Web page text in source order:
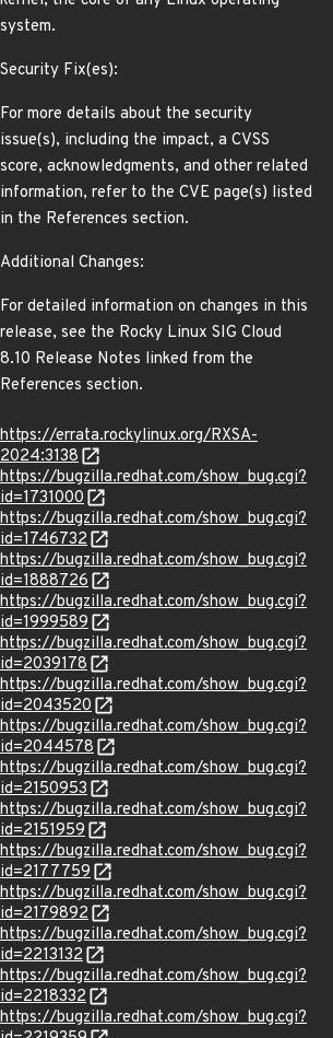
system.
Security Fix(es):
For more details about the security
issue(s), including the impact, a CVSS
score, acknowledgments, and other related
information, refer to the CVE page(s) listed
in the References section.
Additional Changes:
For detailed information on changes in this
release, see the Rocky Linux SIG Cloud
8.10 Release Notes linked from the
References section.
https://errata.rockylinux.org/RXSA-
2024:3138
https://bugzilla.redhat.com/show_bug.cgi?
id=1731000
https://bugzilla.redhat.com/show_bug.cgi?
id=1746732
https://bugzilla.redhat.com/show_bug.cgi?
id=1888726
https://bugzilla.redhat.com/show_bug.cgi?
id=1999589
https://bugzilla.redhat.com/show_bug.cgi?
id=2039178
https://bugzilla.redhat.com/show_bug.cgi?
id=2043520
https://bugzilla.redhat.com/show_bug.cgi?
id=2044578
https://bugzilla.redhat.com/show_bug.cgi?
id=2150953
https://bugzilla.redhat.com/show_bug.cgi?
id=2151959
https://bugzilla.redhat.com/show_bug.cgi?
id=2177759
https://bugzilla.redhat.com/show_bug.cgi?
id=2179892
https://bugzilla.redhat.com/show_bug.cgi?
id=2213132
https://bugzilla.redhat.com/show_bug.cgi?
id=2218332
https://bugzilla.redhat.com/show_bug.cgi?